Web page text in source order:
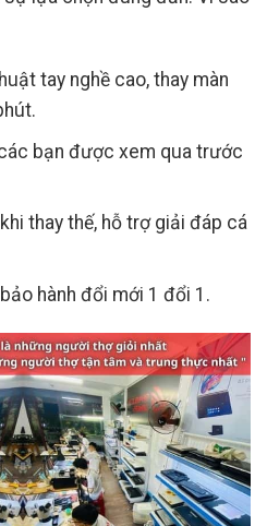
tay nghề cao, thay màn
bạn được xem qua trước
thay thế, hỗ trợ giải đáp cá
hành đổi mới 1 đổi 1.